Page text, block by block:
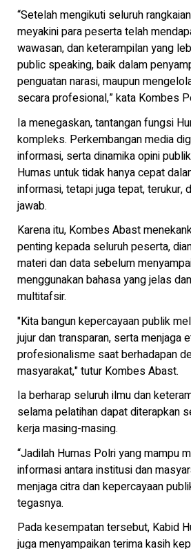
“Setelah mengikuti seluruh
meyakini para peserta telah
wawasan, dan keterampilan yang
public speaking, baik dalam
penguatan narasi, maupun
secara profesional,” kata Kombes
Ia menegaskan, tantangan fungsi
kompleks. Perkembangan media
informasi, serta dinamika opini
Humas untuk tidak hanya cepat
informasi, tetapi juga tepat, terukur,
jawab.
Karena itu, Kombes Abast
penting kepada seluruh peserta,
materi dan data sebelum
menggunakan bahasa yang jelas
multitafsir.
"Kita bangun kepercayaan publik
jujur dan transparan, serta menjaga
profesionalisme saat berhadapan
masyarakat," tutur Kombes Abast.
Ia berharap seluruh ilmu dan
selama pelatihan dapat diterapkan
kerja masing-masing.
“Jadilah Humas Polri yang mampu
informasi antara institusi dan
menjaga citra dan kepercayaan
tegasnya.
Pada kesempatan tersebut, Kabid
juga menyampaikan terima kasih